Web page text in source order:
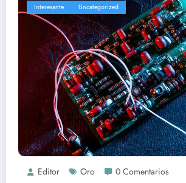
Interesante Uncategorized
Editor Oro 0 Comentarios